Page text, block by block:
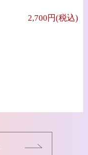
2,700円(税込)